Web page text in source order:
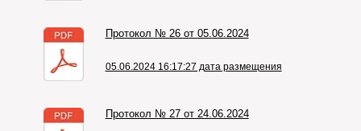
Протокол № 26 от 05.06.2024
05.06.2024 16:17:27 дата размещения
Протокол № 27 от 24.06.2024